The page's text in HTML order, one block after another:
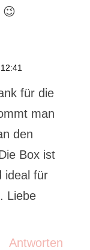
😉
für die
man
den
Box ist
ideal für
Liebe
Antworten